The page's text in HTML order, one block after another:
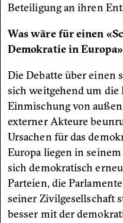
Beteiligung an ihren
Was wäre für einen
Demokratie in
Die Debatte über einen
sich weitgehend um
Einmischung von
externer Akteure
Ursachen für das
Europa liegen in
sich demokratisch
Parteien, die
seiner Zivilgesellschaft
besser mit der